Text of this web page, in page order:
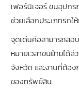
เฟอร์นิเจอร์ ขนอุปก
ช่วยเลือกประเภทรถใ
จุดเด่นคือสามารถสอ
หมายเวลาขนย้ายได้ล่
จังหวัด และงานที่ต้อ
ของทรัพย์สิน